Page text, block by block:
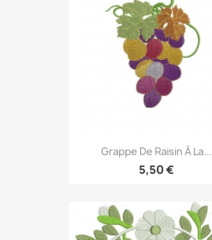
Grappe De Raisin À La...
5,50 €